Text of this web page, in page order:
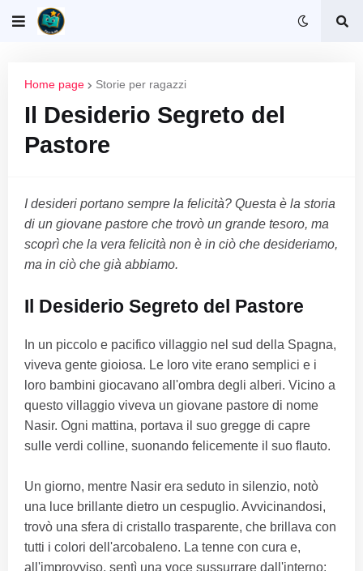
Home page Storie per ragazzi
Il Desiderio Segreto del
Pastore
I desideri portano sempre la felicità? Questa è la storia
di un giovane pastore che trovò un grande tesoro, ma
scoprì che la vera felicità non è in ciò che desideriamo,
ma in ciò che già abbiamo.
Il Desiderio Segreto del Pastore
In un piccolo e pacifico villaggio nel sud della Spagna,
viveva gente gioiosa. Le loro vite erano semplici e i
loro bambini giocavano all'ombra degli alberi. Vicino a
questo villaggio viveva un giovane pastore di nome
Nasir. Ogni mattina, portava il suo gregge di capre
sulle verdi colline, suonando felicemente il suo flauto.
Un giorno, mentre Nasir era seduto in silenzio, notò
una luce brillante dietro un cespuglio. Avvicinandosi,
trovò una sfera di cristallo trasparente, che brillava con
tutti i colori dell'arcobaleno. La tenne con cura e,
all'improvviso, sentì una voce sussurrare dall'interno: